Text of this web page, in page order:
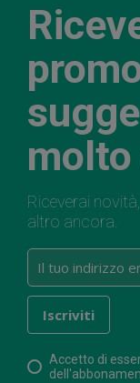
Riceverai
altro ancora.
Accetto di